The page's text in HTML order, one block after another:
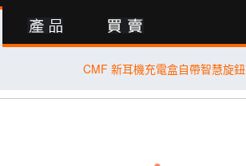
CMF 新耳機充電盒自帶智慧旋鈕